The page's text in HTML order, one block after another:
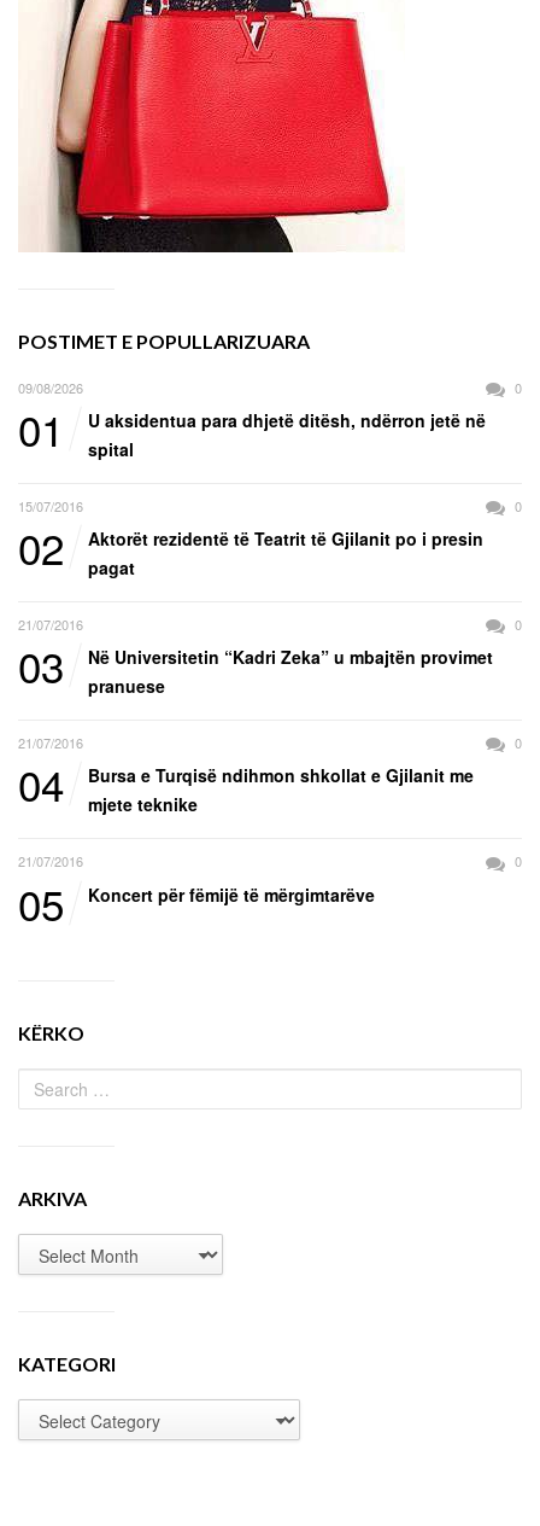
POSTIMET E POPULLARIZUARA
09/08/2026 0
01
U aksidentua para dhjetë ditësh, ndërron jetë në
spital
15/07/2016 0
02
Aktorët rezidentë të Teatrit të Gjilanit po i presin
pagat
21/07/2016 0
03
Në Universitetin “Kadri Zeka” u mbajtën provimet
pranuese
21/07/2016 0
04
Bursa e Turqisë ndihmon shkollat e Gjilanit me
mjete teknike
21/07/2016 0
05 Koncert për fëmijë të mërgimtarëve
KËRKO
ARKIVA
KATEGORI